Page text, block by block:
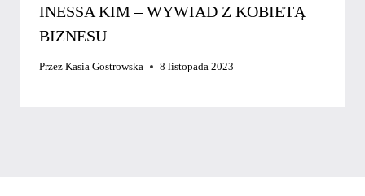
INESSA KIM – WYWIAD Z KOBIETĄ
BIZNESU
Przez Kasia Gostrowska 8 listopada 2023